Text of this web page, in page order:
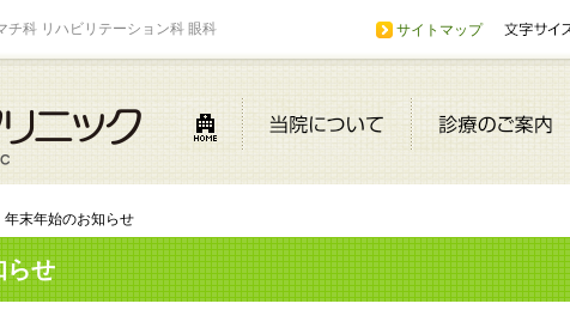
チ科 リハビリテーション科 眼科 サイトマップ
年末年始のお知らせ
らせ